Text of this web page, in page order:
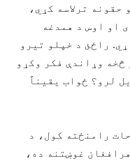
ترلاسه کړي،
او اوس د همدغه
راځئ د خپلو تيرو
وړاندې فکر وکړو
لرو؟ ځواب يقيناً
رامنځته کول، د
غوښتنه ده،